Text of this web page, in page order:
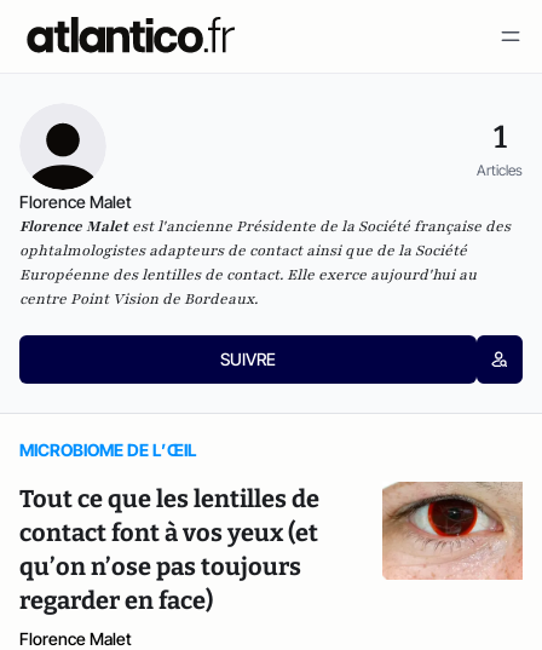
1
Articles
Florence Malet
Florence Maletest l'ancienne Présidente de laSociété française des
ophtalmologistes adapteurs de contactainsi que de la Société
Européenne des lentilles de contact. Elle exerce aujourd'hui au
centre Point Vision de Bordeaux.
SUIVRE
MICROBIOME DE L’ŒIL
Tout ce que les lentilles de
contact font à vos yeux (et
qu’on n’ose pas toujours
regarder en face)
Florence Malet